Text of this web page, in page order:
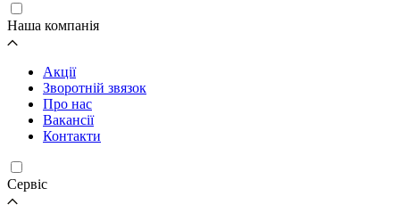
Наша компанія
Акції
Зворотній звязок
Про нас
Вакансії
Контакти
Cервіс